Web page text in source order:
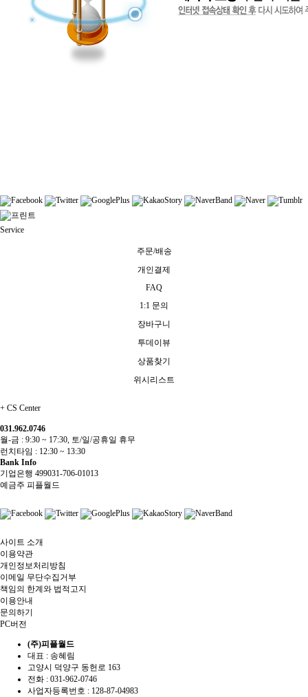
질문답변
Service
주문/배송
개인결제
FAQ
1:1 문의
장바구니
투데이뷰
상품찾기
위시리스트
+ CS Center
031.962.0746
월-금 : 9:30 ~ 17:30, 토/일/공휴일 휴무
런치타임 : 12:30 ~ 13:30
Bank Info
기업은행 499031-706-01013
예금주 피플월드
사이트 소개
이용약관
개인정보처리방침
이메일 무단수집거부
책임의 한계와 법적고지
이용안내
문의하기
PC버전
(주)피플월드
대표 : 송혜림
고양시 덕양구 동헌로 163
전화 : 031-962-0746
사업자등록번호 : 128-87-04983